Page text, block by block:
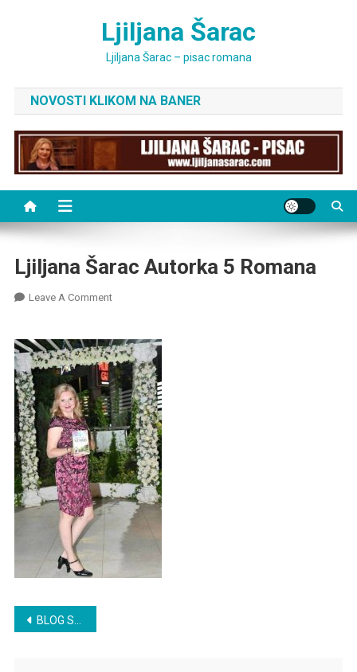
Ljiljana Šarac
Ljiljana Šarac – pisac romana
NOVOSTI KLIKOM NA BANER
Ljiljana Šarac Autorka 5 Romana
Leave A CommentOn
Autorka
5
Romana
Post
BLOG SAVETI PISCA